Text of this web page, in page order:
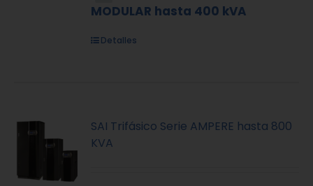
MODULAR hasta 400 kVA
Detalles
SAI Trifásico Serie AMPERE hasta 800
KVA